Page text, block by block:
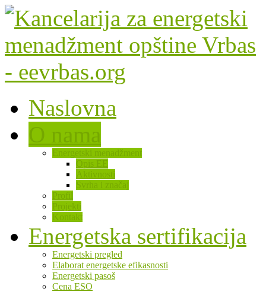
Naslovna
O nama
Energetski menadžment
Opis EE
Aktivnosti
Svrha i značaj
Profil
Projekti
Kontakt
Energetska sertifikacija
Energetski pregled
Elaborat energetske efikasnosti
Energetski pasoš
Cena ESO